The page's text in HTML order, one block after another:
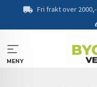
Fri frakt over 2000,-
MENY